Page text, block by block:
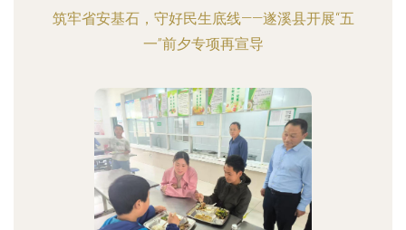
筑牢省安基石，守好民生底线——遂溪县开展“五
一”前夕专项再宣导